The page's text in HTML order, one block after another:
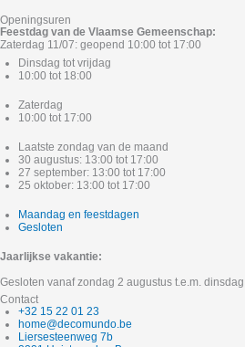
Openingsuren
Feestdag van de Vlaamse Gemeenschap:
Zaterdag 11/07: geopend 10:00 tot 17:00
Dinsdag tot vrijdag
10:00 tot 18:00
Zaterdag
10:00 tot 17:00
Laatste zondag van de maand
30 augustus: 13:00 tot 17:00
27 september: 13:00 tot 17:00
25 oktober: 13:00 tot 17:00
Maandag en feestdagen
Gesloten
Jaarlijkse vakantie:
Gesloten vanaf zondag 2 augustus t.e.m.
Contact
+32 15 22 01 23
home@decomundo.be
Liersesteenweg 7b